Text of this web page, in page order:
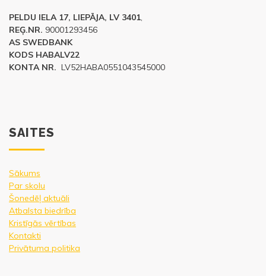
PELDU IELA 17, LIEPĀJA, LV 3401,
REĢ.NR. 90001293456
AS SWEDBANK
KODS HABALV22
KONTA NR. LV52HABA0551043545000
SAITES
Sākums
Par skolu
Šonedēļ aktuāli
Atbalsta biedrība
Kristīgās vērtības
Kontakti
Privātuma politika